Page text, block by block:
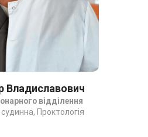
Владиславович
відділення
судинна, Проктологія